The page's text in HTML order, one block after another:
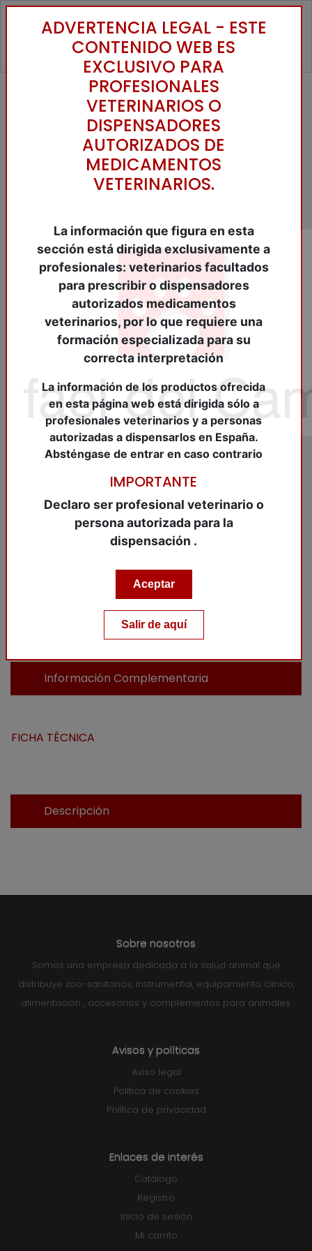
Catálogo/Reguladores
Funcionales/INSUFICIENCIA CARDIACA
CARDALIS L 10/80 mg. 30 Comp.o.
CEV63530
CARDALIS L 10/80 mg.
30 Comp.o.
CARDALIS L 10/80 mg. 30 Comp.o.
Información Complementaria
FICHA TÉCNICA
Descripción
Sobre nosotros
Somos una empresa dedicada a la salud animal que
distribuye zoo-sanitarios, instrumental, equipamiento clinico,
alimentación , accesorios y complementos para animales.
Avisos y políticas
Aviso legal
Política de cookies
Política de privacidad
Enlaces de interés
Catálogo
Registro
Inicio de sesión
Mi carrito
ADVERTENCIA LEGAL - ESTE
CONTENIDO WEB ES
EXCLUSIVO PARA
PROFESIONALES
VETERINARIOS O
DISPENSADORES
AUTORIZADOS DE
MEDICAMENTOS
VETERINARIOS.
La información que figura en esta
sección está dirigida exclusivamente a
profesionales: veterinarios facultados
para prescribir o dispensadores
autorizados medicamentos
veterinarios, por lo que requiere una
formación especializada para su
correcta interpretación
La información de los productos ofrecida
en esta página web está dirigida sólo a
profesionales veterinarios y a personas
autorizadas a dispensarlos en España.
Absténgase de entrar en caso contrario
IMPORTANTE
Declaro ser profesional veterinario o
persona autorizada para la
dispensación .
Aceptar
Salir de aquí